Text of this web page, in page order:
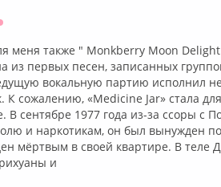
меня также " ⁣Monkberry Moon
из первых песен, записанных
вокальную партию исполнил
сожалению, «Medicine Jar» стала
В сентябре 1977 года из-за ссоры с
и наркотикам, он был вынужден
мёртвым в своей квартире. В
и